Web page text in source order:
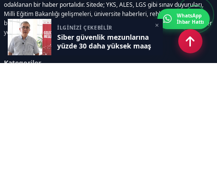
İLGİNİZİ ÇEKEBİLİR
Siber güvenlik mezunlarına
yüzde 30 daha yüksek maaş
×
odaklanan bir haber portalıdır. Sitede; YKS, ALES, LGS gibi sınav duyuruları,
Milli Eğitim Bakanlığı gelişmeleri, üniversite haberleri, rehberlik içerikleri,
bilim ve teknoloji alanındaki yenilikler ile öğrenci yaşamına dair güncel bilgiler
yer alır.
Kategoriler
WhatsApp
İhbar Hattı